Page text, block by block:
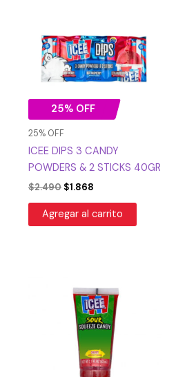
25% OFF
25% OFF
ICEE DIPS 3 CANDY
POWDERS & 2 STICKS 40GR
$2.490
$2.490.
$1.868
$1.868.
Agregar al carrito
precio
original
era:
$3.990.
precio
actual
es:
$1.995.